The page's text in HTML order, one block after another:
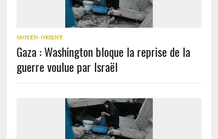
MOYEN-ORIENT
Gaza : Washington bloque la reprise de la
guerre voulue par Israël